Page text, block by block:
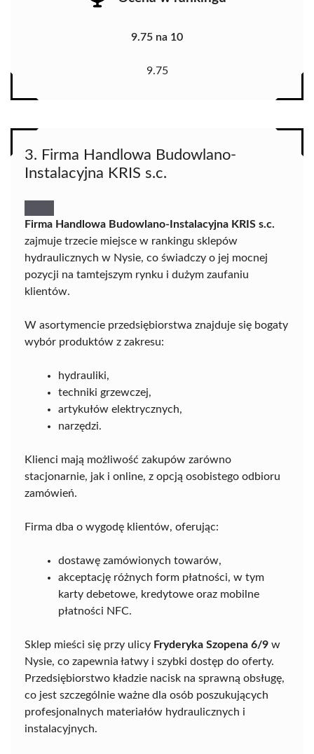
9.75 na 10
9.75
3. Firma Handlowa Budowlano-
Instalacyjna KRIS s.c.
Firma Handlowa Budowlano-Instalacyjna KRIS s.c.
zajmuje trzecie miejsce w rankingu sklepów
hydraulicznych w Nysie, co świadczy o jej mocnej
pozycji na tamtejszym rynku i dużym zaufaniu
klientów.
W asortymencie przedsiębiorstwa znajduje się bogaty
wybór produktów z zakresu:
hydrauliki,
techniki grzewczej,
artykułów elektrycznych,
narzędzi.
Klienci mają możliwość zakupów zarówno
stacjonarnie, jak i online, z opcją osobistego odbioru
zamówień.
Firma dba o wygodę klientów, oferując:
dostawę zamówionych towarów,
akceptację różnych form płatności, w tym
karty debetowe, kredytowe oraz mobilne
płatności NFC.
Sklep mieści się przy ulicy Fryderyka Szopena 6/9 w
Nysie, co zapewnia łatwy i szybki dostęp do oferty.
Przedsiębiorstwo kładzie nacisk na sprawną obsługę,
co jest szczególnie ważne dla osób poszukujących
profesjonalnych materiałów hydraulicznych i
instalacyjnych.